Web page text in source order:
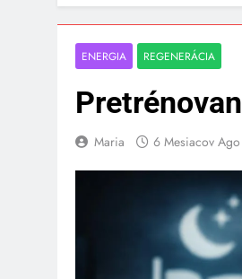
ENERGIA REGENERÁCIA
Maria 6 Mesiacov Ago